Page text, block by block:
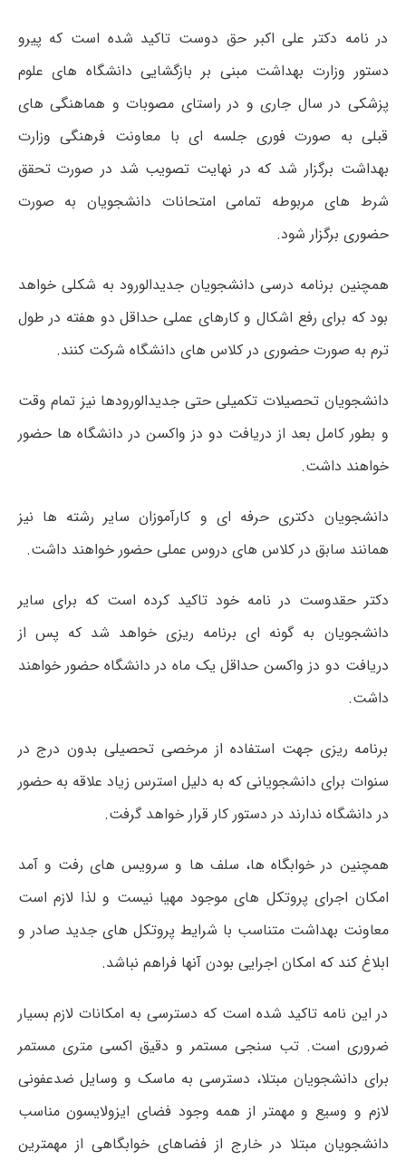
در نامه دکتر علی اکبر حق دوست تاکید شده است که پیرو
دستور وزارت بهداشت مبنی بر بازگشایی دانشگاه های علوم
پزشکی در سال جاری و در راستای مصوبات و هماهنگی های
قبلی به صورت فوری جلسه ای با معاونت فرهنگی وزارت
بهداشت برگزار شد که در نهایت تصویب شد در صورت تحقق
شرط های مربوطه تمامی امتحانات دانشجویان به صورت
حضوری برگزار شود.
همچنین برنامه درسی دانشجویان جدیدالورود به شکلی خواهد
بود که برای رفع اشکال و کارهای عملی حداقل دو هفته در طول
ترم به صورت حضوری در کلاس های دانشگاه شرکت کنند.
دانشجویان تحصیلات تکمیلی حتی جدیدالورودها نیز تمام وقت
و بطور کامل بعد از دریافت دو دز واکسن در دانشگاه ها حضور
خواهند داشت.
دانشجویان دکتری حرفه ای و کارآموزان سایر رشته ها نیز
همانند سابق در کلاس های دروس عملی حضور خواهند داشت.
دکتر حقدوست در نامه خود تاکید کرده است که برای سایر
دانشجویان به گونه ای برنامه ریزی خواهد شد که پس از
دریافت دو دز واکسن حداقل یک ماه در دانشگاه حضور خواهند
داشت.
برنامه ریزی جهت استفاده از مرخصی تحصیلی بدون درج در
سنوات برای دانشجویانی که به دلیل استرس زیاد علاقه به حضور
در دانشگاه ندارند در دستور کار قرار خواهد گرفت.
همچنین در خوابگاه ها، سلف ها و سرویس های رفت و آمد
امکان اجرای پروتکل های موجود مهیا نیست و لذا لازم است
معاونت بهداشت متناسب با شرایط پروتکل های جدید صادر و
ابلاغ کند که امکان اجرایی بودن آنها فراهم نباشد.
در این نامه تاکید شده است که دسترسی به امکانات لازم بسیار
ضروری است. تب سنجی مستمر و دقیق اکسی متری مستمر
برای دانشجویان مبتلا، دسترسی به ماسک و وسایل ضدعفونی
لازم و وسیع و مهمتر از همه وجود فضای ایزولایسون مناسب
دانشجویان مبتلا در خارج از فضاهای خوابگاهی از مهمترین